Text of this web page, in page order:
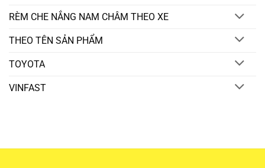
RÈM CHE NẮNG NAM CHÂM THEO XE
THEO TÊN SẢN PHẨM
TOYOTA
VINFAST